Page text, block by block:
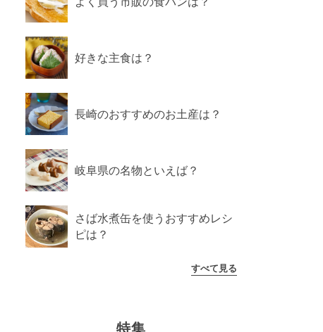
好きな主食は？
長崎のおすすめのお土産は？
岐阜県の名物といえば？
さば水煮缶を使うおすすめレシ
ピは？
すべて見る
特集